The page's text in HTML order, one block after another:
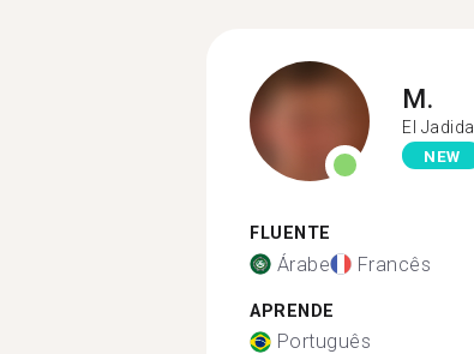
M.
El Jadida
NEW
FLUENTE
Árabe Francês
APRENDE
Português